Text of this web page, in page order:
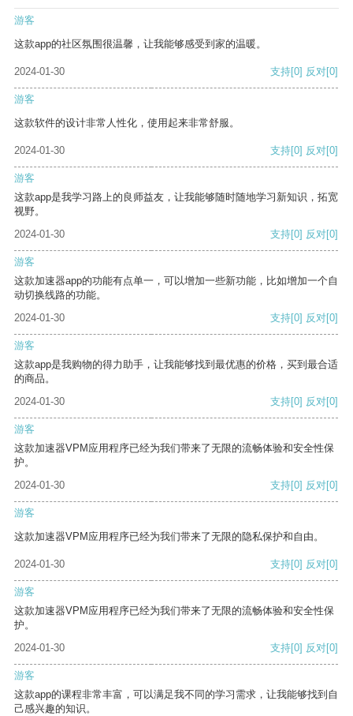
游客
这款app的社区氛围很温馨，让我能够感受到家的温暖。
2024-01-30 支持[0] 反对[0]
游客
这款软件的设计非常人性化，使用起来非常舒服。
2024-01-30 支持[0] 反对[0]
游客
这款app是我学习路上的良师益友，让我能够随时随地学习新知识，拓宽
视野。
2024-01-30
支持[0] 反对[0]
游客
这款加速器app的功能有点单一，可以增加一些新功能，比如增加一个自
动切换线路的功能。
2024-01-30
支持[0] 反对[0]
游客
这款app是我购物的得力助手，让我能够找到最优惠的价格，买到最合适
的商品。
2024-01-30
支持[0] 反对[0]
游客
这款加速器VPM应用程序已经为我们带来了无限的流畅体验和安全性保
护。
2024-01-30
支持[0] 反对[0]
游客
这款加速器VPM应用程序已经为我们带来了无限的隐私保护和自由。
2024-01-30 支持[0] 反对[0]
游客
这款加速器VPM应用程序已经为我们带来了无限的流畅体验和安全性保
护。
2024-01-30
支持[0] 反对[0]
游客
这款app的课程非常丰富，可以满足我不同的学习需求，让我能够找到自
己感兴趣的知识。